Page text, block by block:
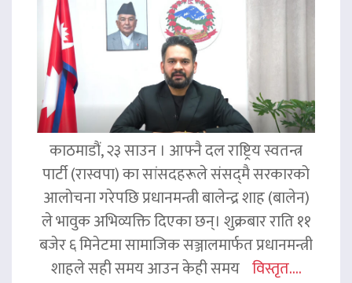
काठमाडौं, २३ साउन । आफ्नै दल राष्ट्रिय स्वतन्त्र
पार्टी (रास्वपा) का सांसदहरूले संसद्‌मै सरकारको
आलोचना गरेपछि प्रधानमन्त्री बालेन्द्र शाह (बालेन)
ले भावुक अभिव्यक्ति दिएका छन्। शुक्रबार राति ११
बजेर ६ मिनेटमा सामाजिक सञ्जालमार्फत प्रधानमन्त्री
शाहले सही समय आउन केही समय विस्तृत....